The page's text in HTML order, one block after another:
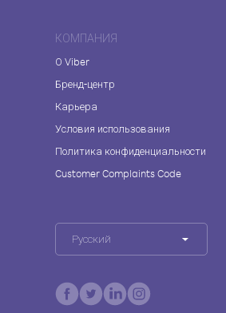
КОМПАНИЯ
О Viber
Бренд-центр
Карьера
Условия использования
Политика конфиденциальности
Customer Complaints Code
Русский